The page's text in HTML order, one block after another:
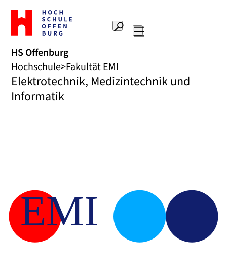
Zur
Startseite
Hochschule
Offenburg
Suche
HS Offenburg
Hochschule Fakultät EMI
Elektrotechnik, Medizintechnik und
Informatik